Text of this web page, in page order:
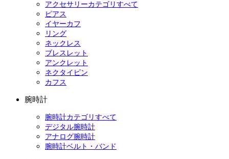
アクセサリーカテゴリすべて
ピアス
イヤーカフ
リング
ネックレス
ブレスレット
アンクレット
ネクタイピン
カフス
腕時計
腕時計カテゴリすべて
デジタル腕時計
アナログ腕時計
腕時計ベルト・バンド